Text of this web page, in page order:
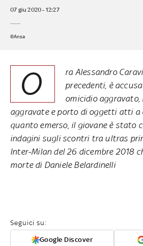
07 giu 2020 - 12:27
©Ansa
O
ra Alessandro
precedenti, è
omicidio aggravato,
aggravate e porto di oggetti atti a
quanto emerso, il giovane è stato
indagini sugli scontri tra ultras
Inter-Milan del 26 dicembre 2018
morte di Daniele Belardinelli
Seguici su:
Google Discover